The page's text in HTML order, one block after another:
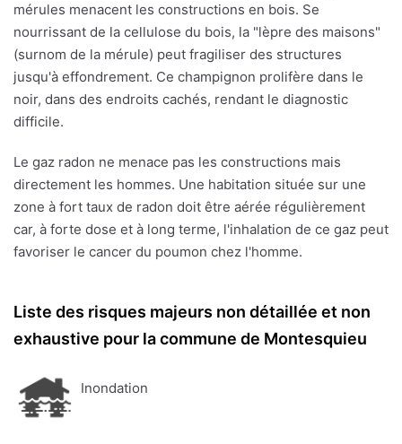
mérules menacent les constructions en bois. Se
nourrissant de la cellulose du bois, la "lèpre des maisons"
(surnom de la mérule) peut fragiliser des structures
jusqu'à effondrement. Ce champignon prolifère dans le
noir, dans des endroits cachés, rendant le diagnostic
difficile.
Le gaz radon ne menace pas les constructions mais
directement les hommes. Une habitation située sur une
zone à fort taux de radon doit être aérée régulièrement
car, à forte dose et à long terme, l'inhalation de ce gaz peut
favoriser le cancer du poumon chez l'homme.
Liste des risques majeurs non détaillée et non
exhaustive pour la commune de Montesquieu
Inondation